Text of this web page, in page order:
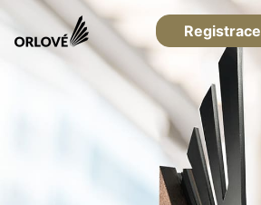
Registrace